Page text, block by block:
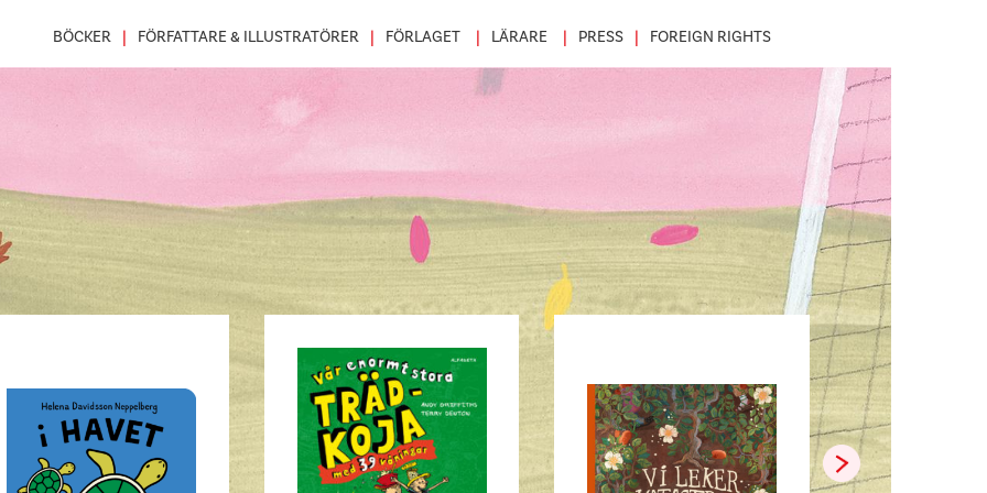
BÖCKER FÖRFATTARE & ILLUSTRATÖRER FÖRLAGET LÄRARE PRESS FOREIGN RIGHTS